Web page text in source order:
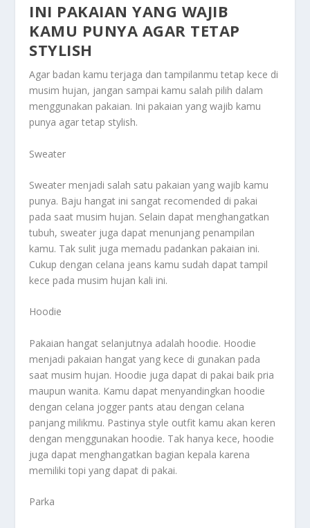
INI PAKAIAN YANG WAJIB
KAMU PUNYA AGAR TETAP
STYLISH
Agar badan kamu terjaga dan tampilanmu tetap kece di
musim hujan, jangan sampai kamu salah pilih dalam
menggunakan pakaian. Ini pakaian yang wajib kamu
punya agar tetap stylish.
Sweater
Sweater menjadi salah satu pakaian yang wajib kamu
punya. Baju hangat ini sangat recomended di pakai
pada saat musim hujan. Selain dapat menghangatkan
tubuh, sweater juga dapat menunjang penampilan
kamu. Tak sulit juga memadu padankan pakaian ini.
Cukup dengan celana jeans kamu sudah dapat tampil
kece pada musim hujan kali ini.
Hoodie
Pakaian hangat selanjutnya adalah hoodie. Hoodie
menjadi pakaian hangat yang kece di gunakan pada
saat musim hujan. Hoodie juga dapat di pakai baik pria
maupun wanita. Kamu dapat menyandingkan hoodie
dengan celana jogger pants atau dengan celana
panjang milikmu. Pastinya style outfit kamu akan keren
dengan menggunakan hoodie. Tak hanya kece, hoodie
juga dapat menghangatkan bagian kepala karena
memiliki topi yang dapat di pakai.
Parka